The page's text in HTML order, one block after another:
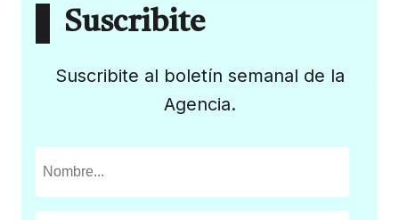
Suscribite
Suscribite al boletín semanal de la
Agencia.